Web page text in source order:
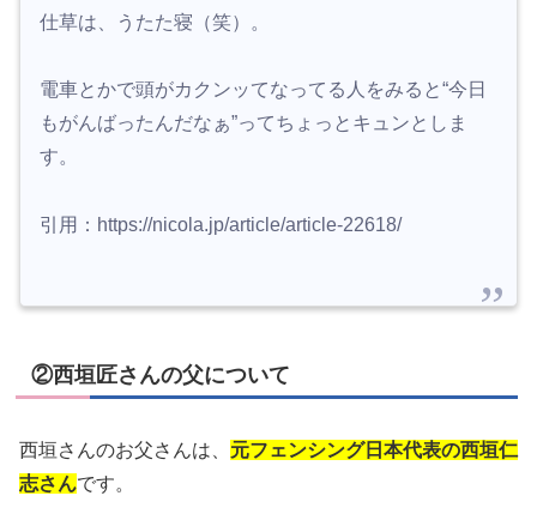
仕草は、うたた寝（笑）。
電車とかで頭がカクンッてなってる人をみると“今日
もがんばったんだなぁ”ってちょっとキュンとしま
す。
引用：https://nicola.jp/article/article-22618/
②西垣匠さんの父について
西垣さんのお父さんは、 元フェンシング日本代表の西垣仁
志さんです。